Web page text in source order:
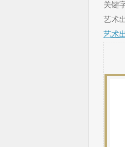
关键
艺术
艺术